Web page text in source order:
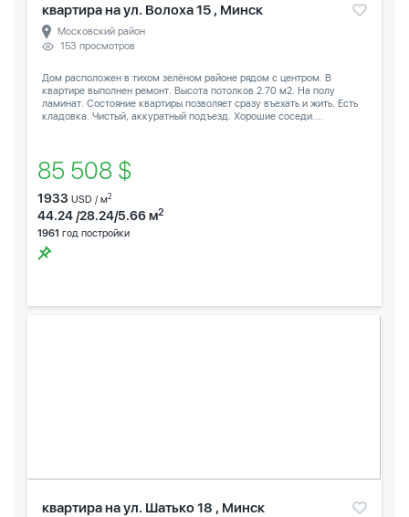
квартира на ул. Волоха 15 , Минск
Московский район
153 просмотров
Дом расположен в тихом зелёном районе рядом с центром. В
квартире выполнен ремонт. Высота потолков 2.70 м2. На полу
ламинат. Состояние квартиры позволяет сразу въехать и жить. Есть
кладовка. Чистый, аккуратный подъезд. Хорошие соседи....
85 508 $
1933 USD / м2
44.24 /28.24/5.66 м2
1961 год постройки
квартира на ул. Шатько 18 , Минск